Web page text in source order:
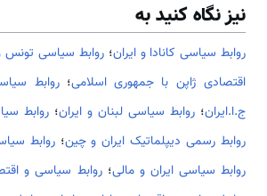
نیز نگاه کنید به
روابط سیاسی کانادا و ایران؛روابط سیاسی تونس
اقتصادی ژاپن با جمهوری اسلامی؛روابط
ج.ا.ایران؛ روابط سیاسی لبنان و ایران؛ روابط
روابط رسمی دیپلماتیک ایران و چین؛روابط
روابط سیاسی ایران و مالی؛روابط سیاسی و